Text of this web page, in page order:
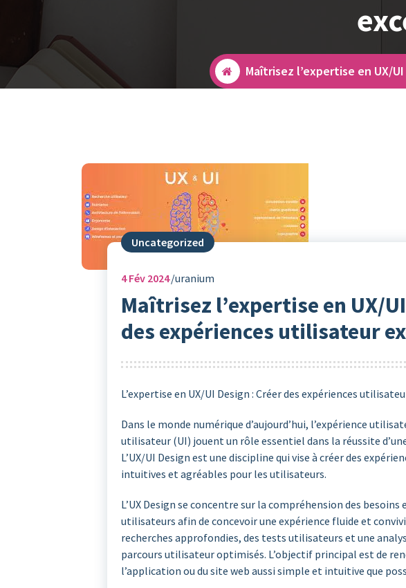
Maîtrisez l’expertise en UX/
Uncategorized
4Fév 2024 uranium
Maîtrisez l’expertise en UX/
des expériences utilisateur
L’expertise en UX/UI Design : Créer des expériences
Dans le monde numérique d’aujourd’hui, l’expérience
utilisateur (UI) jouent un rôle essentiel dans la réussite
L’UX/UI Design est une discipline qui vise à créer des
intuitives et agréables pour les utilisateurs.
L’UX Design se concentre sur la compréhension des
utilisateurs afin de concevoir une expérience fluide et
recherches approfondies, des tests utilisateurs et une
parcours utilisateur optimisés. L’objectif principal est de
l’application ou du site web aussi simple et intuitive que